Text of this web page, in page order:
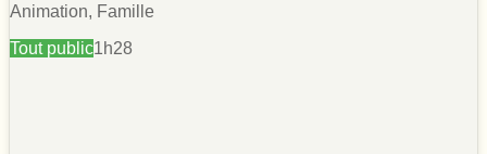
Animation, Famille
Tout public1h28